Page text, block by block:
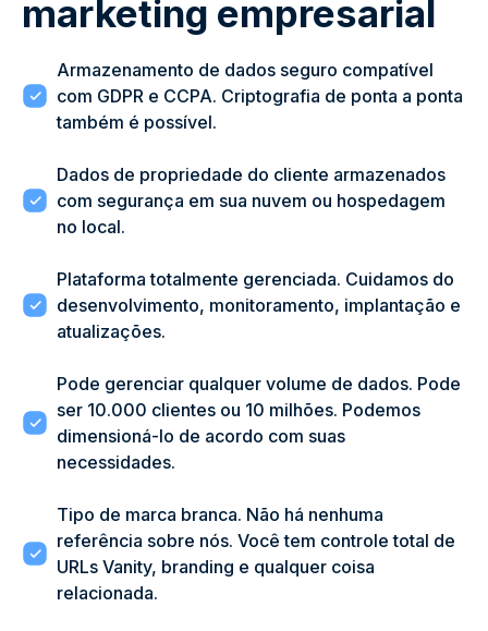
marketing empresarial
Armazenamento de dados seguro compatível
com GDPR e CCPA. Criptografia de ponta a ponta
também é possível.
Dados de propriedade do cliente armazenados
com segurança em sua nuvem ou hospedagem
no local.
Plataforma totalmente gerenciada. Cuidamos do
desenvolvimento, monitoramento, implantação e
atualizações.
Pode gerenciar qualquer volume de dados. Pode
ser 10.000 clientes ou 10 milhões. Podemos
dimensioná-lo de acordo com suas
necessidades.
Tipo de marca branca. Não há nenhuma
referência sobre nós. Você tem controle total de
URLs Vanity, branding e qualquer coisa
relacionada.